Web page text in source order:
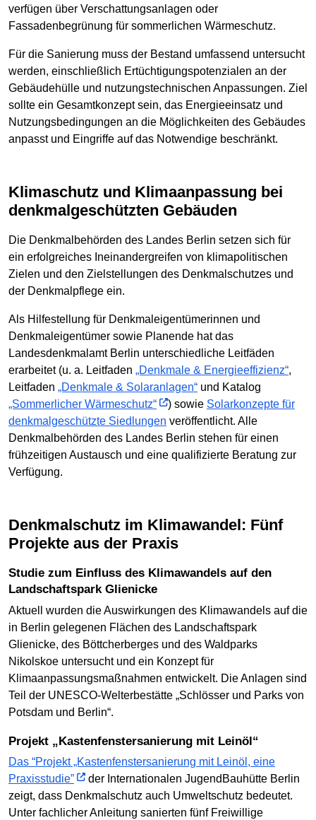
verfügen über Verschattungsanlagen oder
Fassadenbegrünung für sommerlichen Wärmeschutz.
Für die Sanierung muss der Bestand umfassend untersucht
werden, einschließlich Ertüchtigungspotenzialen an der
Gebäudehülle und nutzungstechnischen Anpassungen. Ziel
sollte ein Gesamtkonzept sein, das Energieeinsatz und
Nutzungsbedingungen an die Möglichkeiten des Gebäudes
anpasst und Eingriffe auf das Notwendige beschränkt.
Klimaschutz und Klimaanpassung bei
denkmalgeschützten Gebäuden
Die Denkmalbehörden des Landes Berlin setzen sich für
ein erfolgreiches Ineinandergreifen von klimapolitischen
Zielen und den Zielstellungen des Denkmalschutzes und
der Denkmalpflege ein.
Als Hilfestellung für Denkmaleigentümerinnen und
Denkmaleigentümer sowie Planende hat das
Landesdenkmalamt Berlin unterschiedliche Leitfäden
erarbeitet (u. a. Leitfaden „Denkmale & Energieeffizienz“,
Leitfaden „Denkmale & Solaranlagen“ und Katalog
„Sommerlicher Wärmeschutz“
) sowie Solarkonzepte für
denkmalgeschützte Siedlungen veröffentlicht. Alle
Denkmalbehörden des Landes Berlin stehen für einen
frühzeitigen Austausch und eine qualifizierte Beratung zur
Verfügung.
Denkmalschutz im Klimawandel: Fünf
Projekte aus der Praxis
Studie zum Einfluss des Klimawandels auf den
Landschaftspark Glienicke
Aktuell wurden die Auswirkungen des Klimawandels auf die
in Berlin gelegenen Flächen des Landschaftspark
Glienicke, des Böttcherberges und des Waldparks
Nikolskoe untersucht und ein Konzept für
Klimaanpassungsmaßnahmen entwickelt. Die Anlagen sind
Teil der UNESCO-Welterbestätte „Schlösser und Parks von
Potsdam und Berlin“.
Projekt „Kastenfenstersanierung mit Leinöl“
Das “Projekt „Kastenfenstersanierung mit Leinöl, eine
Praxisstudie”
der Internationalen JugendBauhütte Berlin
zeigt, dass Denkmalschutz auch Umweltschutz bedeutet.
Unter fachlicher Anleitung sanierten fünf Freiwillige